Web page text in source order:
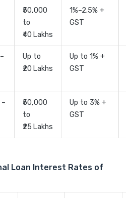
₹50,000
to
₹40 Lakhs
1%–2.5% +
GST
Up to
₹20 Lakhs
Up to 1% +
GST
₹50,000
to
₹25 Lakhs
Up to 3% +
GST
Loan Interest Rates of